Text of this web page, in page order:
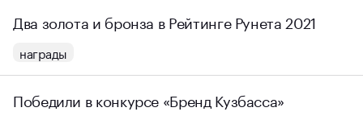
Два золота и бронза в Рейтинге Рунета 2021
награды
Победили в конкурсе «Бренд Кузбасса»